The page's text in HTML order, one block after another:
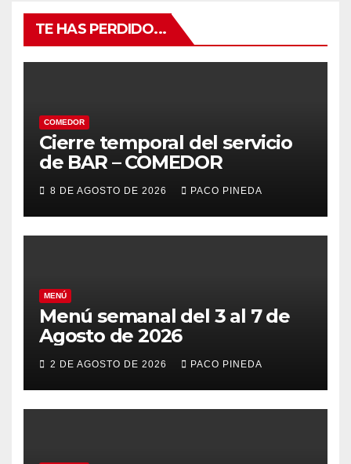
TE HAS PERDIDO...
COMEDOR
Cierre temporal del servicio
de BAR – COMEDOR
8 DE AGOSTO DE 2026 PACO PINEDA
MENÚ
Menú semanal del 3 al 7 de
Agosto de 2026
2 DE AGOSTO DE 2026 PACO PINEDA